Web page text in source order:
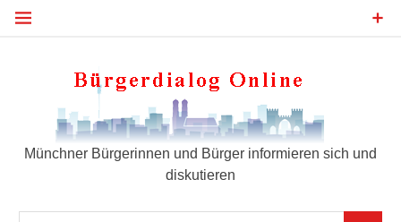
Zum
Münchner Bürgerinnen und Bürger informieren sich und
diskutieren